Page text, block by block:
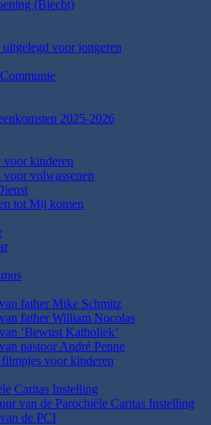
(Biecht)
voor jongeren
2025-2026
kinderen
volwassenen
tot Mij komen
father Mike Schmitz
father William Nocolas
‘Bewust Katholiek’
pastoor André Penne
voor kinderen
Caritas Instelling
van de Parochiële Caritas Instelling
de PCI